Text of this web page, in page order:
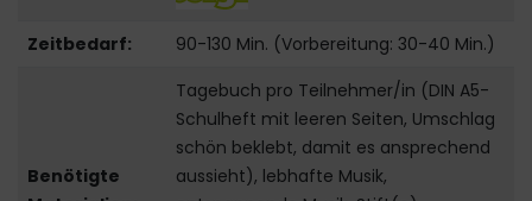
Zeitbedarf: 90-130 Min. (Vorbereitung: 30-40 Min.)
Benötigte
Tagebuch pro Teilnehmer/in (DIN A5-
Schulheft mit leeren Seiten, Umschlag
schön beklebt, damit es ansprechend
aussieht), lebhafte Musik,